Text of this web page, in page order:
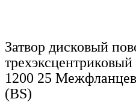
Затвор дисковый
1200 25
(BS)